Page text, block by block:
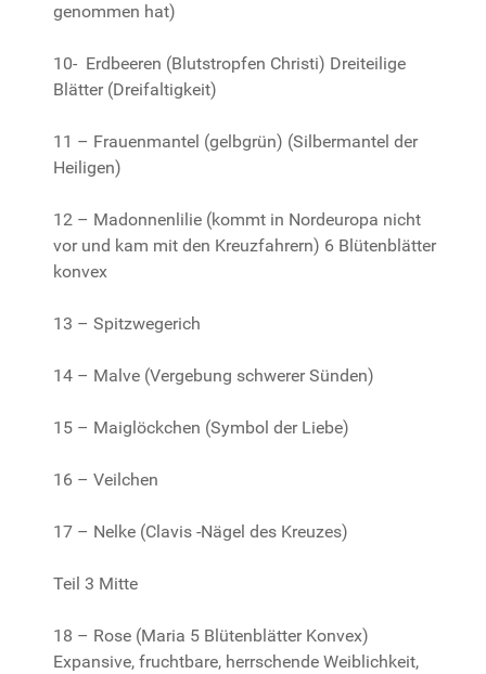
genommen hat)
10- Erdbeeren (Blutstropfen Christi) Dreiteilige
Blätter (Dreifaltigkeit)
11 – Frauenmantel (gelbgrün) (Silbermantel der
Heiligen)
12 – Madonnenlilie (kommt in Nordeuropa nicht
vor und kam mit den Kreuzfahrern) 6 Blütenblätter
konvex
13 – Spitzwegerich
14 – Malve (Vergebung schwerer Sünden)
15 – Maiglöckchen (Symbol der Liebe)
16 – Veilchen
17 – Nelke (Clavis -Nägel des Kreuzes)
Teil 3 Mitte
18 – Rose (Maria 5 Blütenblätter Konvex)
Expansive, fruchtbare, herrschende Weiblichkeit,